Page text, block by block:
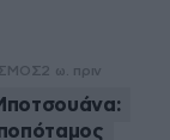
2 ω. πριν